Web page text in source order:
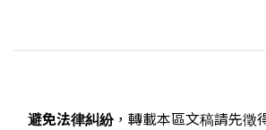
避免法律糾紛，轉載本區文稿請先徵